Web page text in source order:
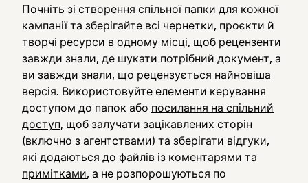
Почніть зі створення спільної папки для кожної
кампанії та зберігайте всі чернетки, проєкти й
творчі ресурси в одному місці, щоб рецензенти
завжди знали, де шукати потрібний документ, а
ви завжди знали, що рецензується найновіша
версія. Використовуйте елементи керування
доступом до папок або посилання на спільний
доступ, щоб залучати зацікавлених сторін
(включно з агентствами) та зберігати відгуки,
які додаються до файлів із коментарями та
примітками, а не розпорошуються по